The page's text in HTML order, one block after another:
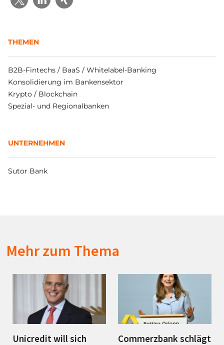
THEMEN
B2B-Fintechs / BaaS / Whitelabel-Banking
Konsolidierung im Bankensektor
Krypto / Blockchain
Spezial- und Regionalbanken
UNTERNEHMEN
Sutor Bank
Mehr zum Thema
Unicredit will sich
Commerzbank schlägt